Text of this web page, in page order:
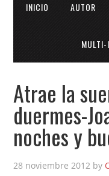
INICIO AUTOR
Atrae la
duermes-
noches y
28 noviembre 2012 by